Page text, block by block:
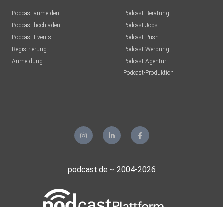
Podcast anmelden
Podcast hochladen
Podcast-Events
Registrierung
Anmeldung
Podcast-Beratung
Podcast-Jobs
Podcast-Push
Podcast-Werbung
Podcast-Agentur
Podcast-Produktion
podcast.de ~ 2004-2026